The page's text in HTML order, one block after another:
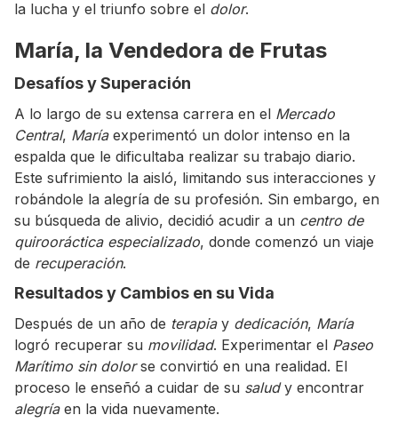
la lucha y el triunfo sobre el dolor.
María, la Vendedora de Frutas
Desafíos y Superación
A lo largo de su extensa carrera en el Mercado
Central, Maríaexperimentó un dolor intenso en la
espalda que le dificultaba realizar su trabajo diario.
Este sufrimiento la aisló, limitando sus interacciones y
robándole la alegría de su profesión. Sin embargo, en
su búsqueda de alivio, decidió acudir a un centro de
quirooráctica especializado, donde comenzó un viaje
de recuperación.
Resultados y Cambios en su Vida
Después de un año de terapiay dedicación, María
logró recuperar su movilidad. Experimentar el Paseo
Marítimo sin dolorse convirtió en una realidad. El
proceso le enseñó a cuidar de su saludy encontrar
alegríaen la vida nuevamente.